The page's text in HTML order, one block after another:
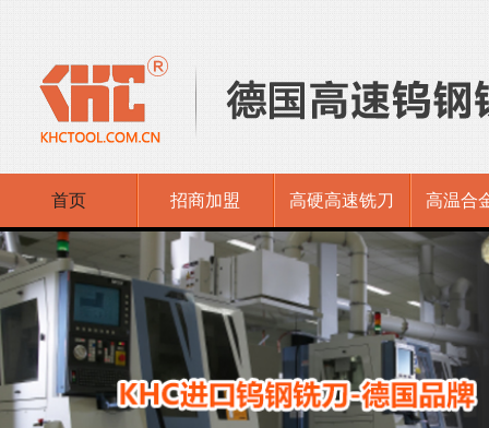
首页 招商加盟 高硬高速铣刀 高温合